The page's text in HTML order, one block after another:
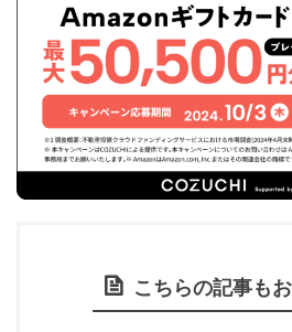
こちらの記事も